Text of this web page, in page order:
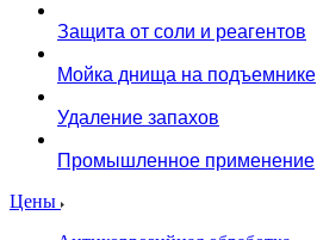
Защита от соли и реагентов
Мойка днища на подъемнике
Удаление запахов
Промышленное применение
Цены